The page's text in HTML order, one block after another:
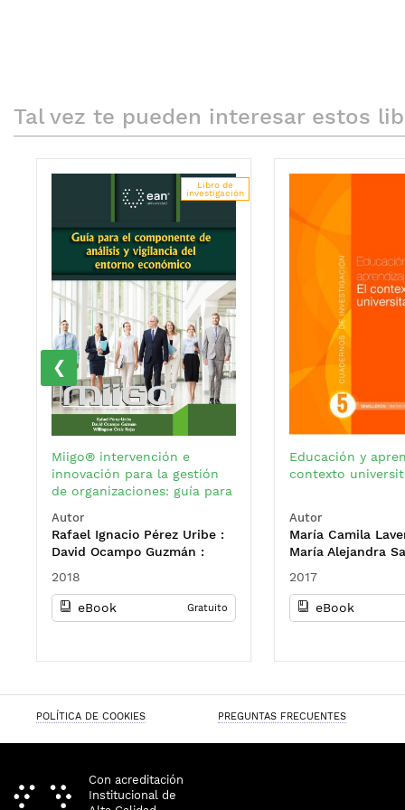
Tal vez te pueden interesar estos
Libro de
investigación
Miigo® intervención e
innovación para la gestión
de organizaciones: guía para
vigilancia del entorno
económico
Autor
Rafael Ignacio Pérez Uribe :
David Ocampo Guzmán :
2018
eBook Gratuito
Educación y
contexto
Autor
María Camila
María Alejandra
Pantoja
2017
eBook
‹
POLÍTICA DE COOKIES PREGUNTAS FRECUENTES
Con acreditación
Institucional de